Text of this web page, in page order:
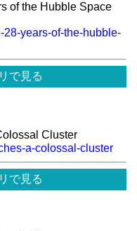
of the Hubble Space
28-years-of-the-hubble-
で見る
Cluster
a-colossal-cluster
で見る